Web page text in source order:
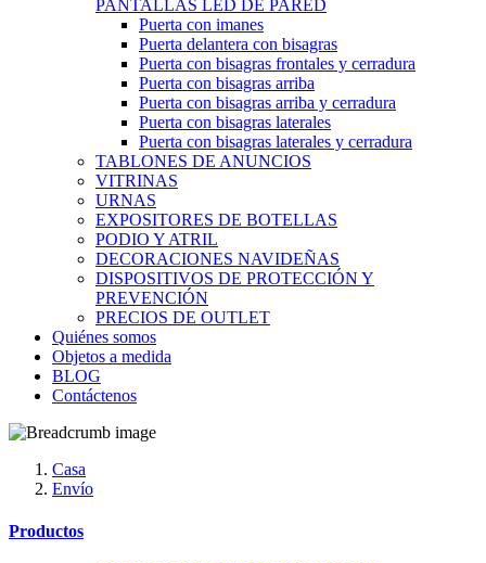
PANTALLAS LED DE PARED
Puerta con imanes
Puerta delantera con bisagras
Puerta con bisagras frontales y cerradura
Puerta con bisagras arriba
Puerta con bisagras arriba y cerradura
Puerta con bisagras laterales
Puerta con bisagras laterales y cerradura
TABLONES DE ANUNCIOS
VITRINAS
URNAS
EXPOSITORES DE BOTELLAS
PODIO Y ATRIL
DECORACIONES NAVIDEÑAS
DISPOSITIVOS DE PROTECCIÓN Y
PREVENCIÓN
PRECIOS DE OUTLET
Quiénes somos
Objetos a medida
BLOG
Contáctenos
Casa
Envío
Productos